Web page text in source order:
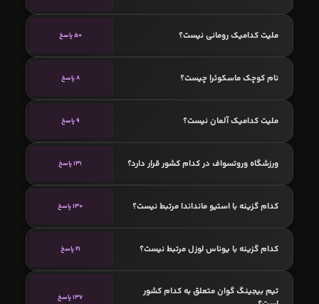
ملیت کدامیک رومانی نیست؟ 50 پاسخ
نام کوچک ماسکوئرا چیست؟ 8 پاسخ
ملیت کدامیک آلمان نیست؟ 9 پاسخ
ورزشگاه وروتسواف در کدام کشور قرار دارد؟ 131 پاسخ
کدام گزینه با استیو مانداندا مرتبط نیست؟ 130 پاسخ
کدام گزینه با یوناس لوزل مرتبط نیست؟ 21 پاسخ
تیم بیجینگ گوان متعلق به کدام کشور
137 پاسخ